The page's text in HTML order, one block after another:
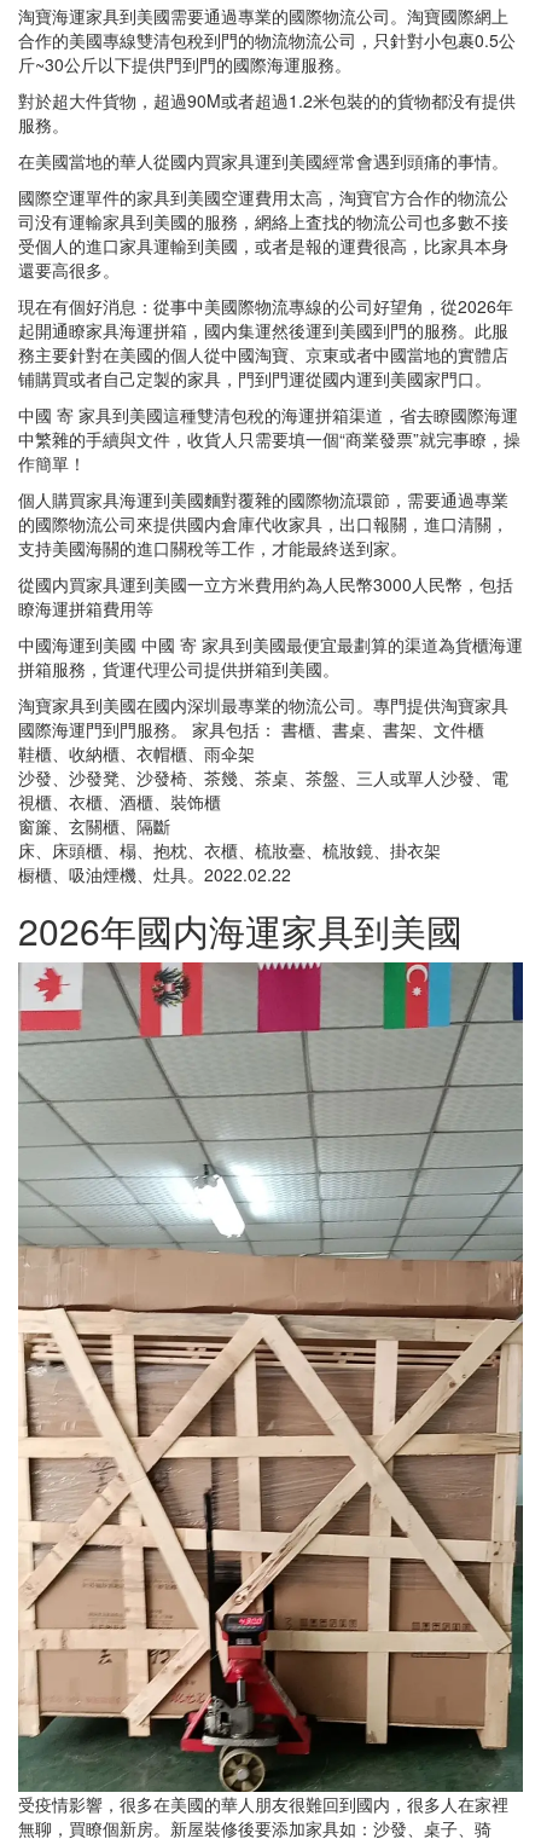
淘寶海運家具到美國需要通過專業的國際物流公司。淘寶國際網上
合作的美國專線雙清包稅到門的物流物流公司，只針對小包裹0.5公
斤~30公斤以下提供門到門的國際海運服務。
對於超大件貨物，超過90M或者超過1.2米包裝的的貨物都没有提供
服務。
在美國當地的華人從國内買家具運到美國經常會遇到頭痛的事情。
國際空運單件的家具到美國空運費用太高，淘寶官方合作的物流公
司没有運輸家具到美國的服務，網絡上査找的物流公司也多數不接
受個人的進口家具運輸到美國，或者是報的運費很高，比家具本身
還要高很多。
現在有個好消息：從事中美國際物流專線的公司好望角，從2026年
起開通瞭家具海運拼箱，國内集運然後運到美國到門的服務。此服
務主要針對在美國的個人從中國淘寶、京東或者中國當地的實體店
铺購買或者自己定製的家具，門到門運從國内運到美國家門口。
中國 寄 家具到美國這種雙清包稅的海運拼箱渠道，省去瞭國際海運
中繁雜的手續與文件，收貨人只需要填一個“商業發票”就完事瞭，操
作簡單！
個人購買家具海運到美國麵對覆雜的國際物流環節，需要通過專業
的國際物流公司來提供國内倉庫代收家具，出口報關，進口清關，
支持美國海關的進口關稅等工作，才能最終送到家。
從國内買家具運到美國一立方米費用約為人民幣3000人民幣，包括
瞭海運拼箱費用等
中國海運到美國 中國 寄 家具到美國最便宜最劃算的渠道為貨櫃海運
拼箱服務，貨運代理公司提供拼箱到美國。
淘寶家具到美國在國内深圳最專業的物流公司。專門提供淘寶家具
國際海運門到門服務。 家具包括： 書櫃、書桌、書架、文件櫃
鞋櫃、收納櫃、衣帽櫃、雨伞架
沙發、沙發凳、沙發椅、茶幾、茶桌、茶盤、三人或單人沙發、電
視櫃、衣櫃、酒櫃、裝饰櫃
窗簾、玄關櫃、隔斷
床、床頭櫃、榻、抱枕、衣櫃、梳妝臺、梳妝鏡、掛衣架
橱櫃、吸油煙機、灶具。2022.02.22
2026年國内海運家具到美國
受疫情影響，很多在美國的華人朋友很難回到國内，很多人在家裡
無聊，買瞭個新房。新屋裝修後要添加家具如：沙發、桌子、骑